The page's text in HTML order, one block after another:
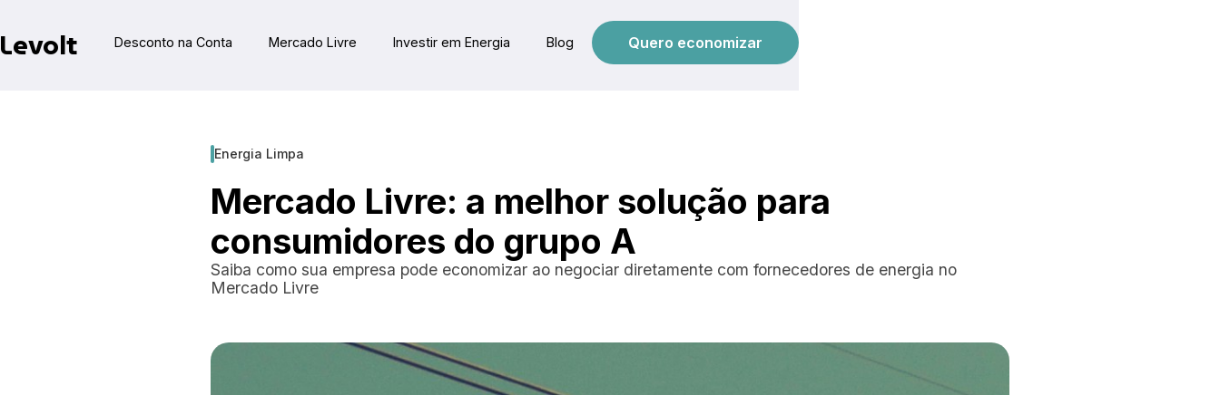
Levolt Desconto na Conta Mercado Livre Investir em Energia Blog Quero economizar
Energia Limpa
Mercado Livre: a melhor solução para
consumidores do grupo A
Saiba como sua empresa pode economizar ao negociar diretamente com fornecedores de energia no
Mercado Livre